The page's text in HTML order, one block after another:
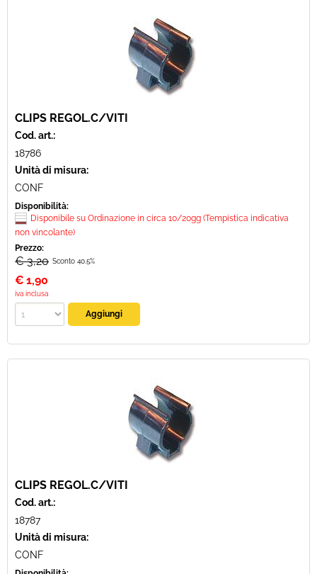
CLIPS REGOL.C/VITI
Cod. art.:
18786
Unità di misura:
CONF
Disponibilità:
Disponibile su Ordinazione in circa 10/20gg (Tempistica indicativa
non vincolante)
Prezzo:
€ 3,20 Sconto 40.5%
€ 1,90
iva inclusa
CLIPS REGOL.C/VITI
Cod. art.:
18787
Unità di misura:
CONF